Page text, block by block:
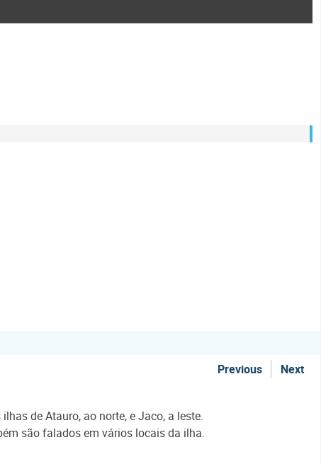
Previous
Next
de Atauro, ao norte, e Jaco, a leste.
são falados em vários locais da ilha.